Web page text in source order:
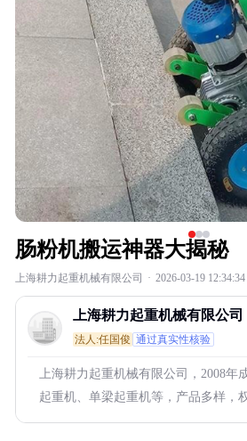
肠粉机搬运神器大揭秘
上海耕力起重机械有限公司 · 2026-03-19 12:34:34
上海耕力起重机械有限公司
法人:任国俊 通过真实性核验
上海耕力起重机械有限公司，2008年
起重机、单梁起重机等，产品多样，